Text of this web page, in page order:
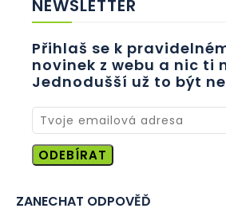
NEWSLETTER
Přihlaš se k
novinek z webu a nic ti
Jednodušší už to být
ODEBÍRAT
ZANECHAT ODPOVĚĎ